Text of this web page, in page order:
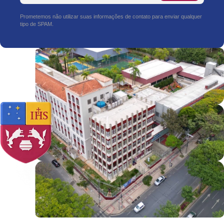
Prometemos não utilizar suas informações de contato para enviar qualquer
tipo de SPAM.